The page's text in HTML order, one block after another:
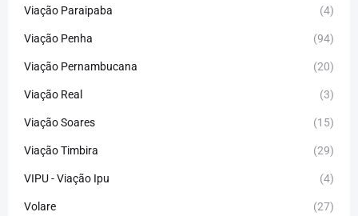
Viação Paraipaba (4)
Viação Penha (94)
Viação Pernambucana (20)
Viação Real (3)
Viação Soares (15)
Viação Timbira (29)
VIPU - Viação Ipu (4)
Volare (27)